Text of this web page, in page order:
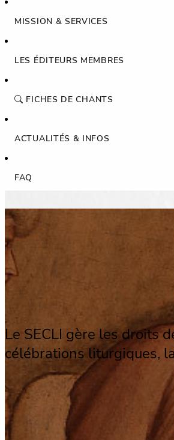
MISSION & SERVICES
LES ÉDITEURS MEMBRES
FICHES DE CHANTS
ACTUALITÉS & INFOS
FAQ
Le SECLI gère les droits
célébrations liturgiques,